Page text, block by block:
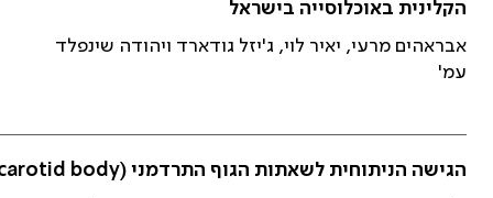
הקלינית באוכלוסייה בישראל
אבראהים מרעי, יאיר לוי, ג'יזל גודארד ויהודה שינפלד
עמ'
הגישה הניתוחית לשאתות הגוף התרדמני (carotid body)